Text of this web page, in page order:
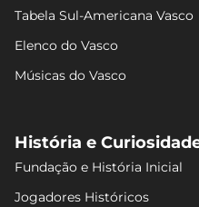
Tabela Sul-Americana Vasco
Elenco do Vasco
Músicas do Vasco
História e
Fundação e História Inicial
Jogadores Históricos